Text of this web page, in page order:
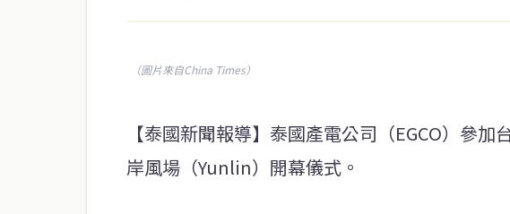
（圖片來自China Times）
【泰國新聞報導】泰國產電公司（EGCO）參
岸風場（Yunlin）開幕儀式。